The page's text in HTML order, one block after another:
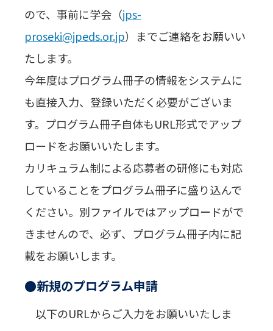
ので、事前に学会（jps-
proseki@jpeds.or.jp）までご連絡をお願いい
たします。
今年度はプログラム冊子の情報をシステムに
も直接入力、登録いただく必要がございま
す。プログラム冊子自体もURL形式でアップ
ロードをお願いいたします。
カリキュラム制による応募者の研修にも対応
していることをプログラム冊子に盛り込んで
ください。別ファイルではアップロードがで
きませんので、必ず、プログラム冊子内に記
載をお願いします。
●新規のプログラム申請
以下のURLからご入力をお願いいたしま